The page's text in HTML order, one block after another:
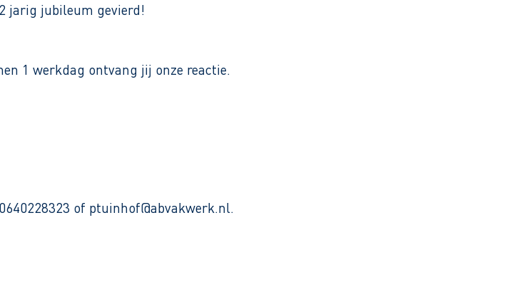
jarig jubileum gevierd!
1 werkdag ontvang jij onze reactie.
of ptuinhof@abvakwerk.nl.